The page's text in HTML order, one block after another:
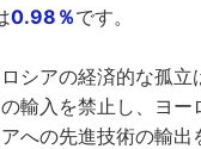
0.98％です。
シアの経済的な孤立
輸入を禁止し、ヨー
への先進技術の輸出